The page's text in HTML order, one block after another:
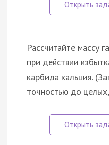
Рассчитайте массу
при действии
карбида кальция.
точностью до целых,